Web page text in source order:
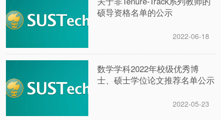
硕导资格名单的公示
2022-06-18
数学学科2022年校级优秀博
士、硕士学位论文推荐名单公示
2022-05-23